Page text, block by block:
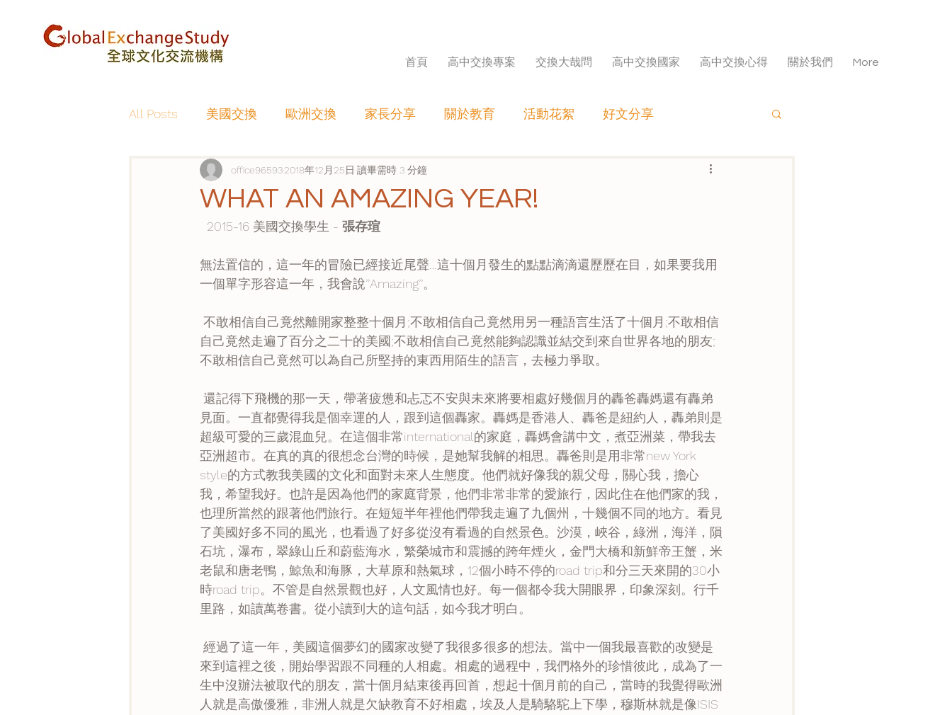
首頁 高中交換專案 交換大哉問 高中交換國家 高中交換心得 關於我們 More
All Posts 美國交換 歐洲交換 家長分享 關於教育 活動花絮 好文分享
WHAT AN AMAZING YEAR!
office965932018年12月25日 讀畢需時 3 分鐘
  2015-16 美國交換學生 -
張存瑄
無法置信的，這一年的冒險已經接近尾聲…這十個月發生的點點滴滴還歷歷在目，如果要我用
一個單字形容這一年，我會說’’Amazing’’。
自己竟然走遍了百分之二十的美國;不敢相信自己竟然能夠認識並結交到來自世界各地的朋友;
不敢相信自己竟然可以為自己所堅持的東西用陌生的語言，去極力爭取。
見面。一直都覺得我是個幸運的人，跟到這個轟家。轟媽是香港人、轟爸是紐約人，轟弟則是
超級可愛的三歲混血兒。在這個非常international的家庭，轟媽會講中文，煮亞洲菜，帶我去
亞洲超市。在真的真的很想念台灣的時候，是她幫我解的相思。轟爸則是用非常new York
style的方式教我美國的文化和面對未來人生態度。他們就好像我的親父母，關心我，擔心
我，希望我好。也許是因為他們的家庭背景，他們非常非常的愛旅行，因此住在他們家的我，
也理所當然的跟著他們旅行。在短短半年裡他們帶我走遍了九個州，十幾個不同的地方。看見
了美國好多不同的風光，也看過了好多從沒有看過的自然景色。沙漠，峽谷，綠洲，海洋，隕
石坑，瀑布，翠綠山丘和蔚藍海水，繁榮城市和震撼的跨年煙火，金門大橋和新鮮帝王蟹，米
老鼠和唐老鴨，鯨魚和海豚，大草原和熱氣球，12個小時不停的road trip和分三天來開的30小
時road trip。不管是自然景觀也好，人文風情也好。每一個都令我大開眼界，印象深刻。行千
里路，如讀萬卷書。從小讀到大的這句話，如今我才明白。
來到這裡之後，開始學習跟不同種的人相處。相處的過程中，我們格外的珍惜彼此，成為了一
生中沒辦法被取代的朋友，當十個月結束後再回首，想起十個月前的自己，當時的我覺得歐洲
人就是高傲優雅，非洲人就是欠缺教育不好相處，埃及人是騎駱駝上下學，穆斯林就是像ISIS